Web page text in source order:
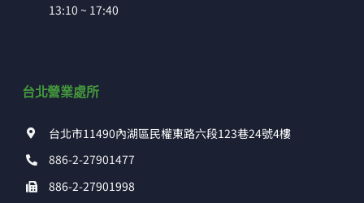
13:10 ~ 17:40
台北營業處所
台北市11490內湖區民權東路六段123巷24號4樓
886-2-27901477
886-2-27901998